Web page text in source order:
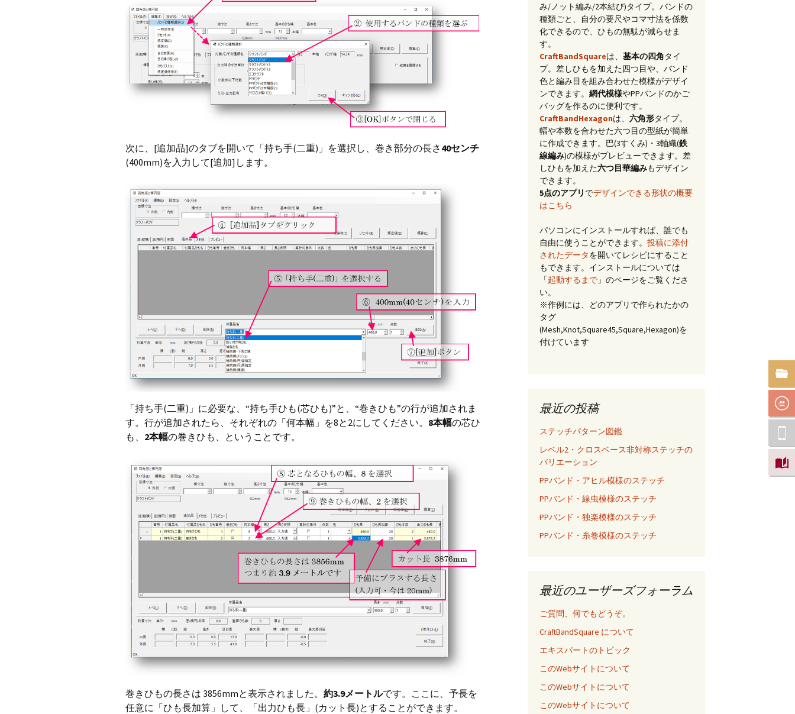
次に、[追加品]のタブを開いて「持ち手(二重)」を選択し、巻き部分の長さ 40センチ
(400mm)を入力して[追加]します。
「持ち手(二重)」に必要な、“持ち手ひも(芯ひも)”と、“巻きひも”の行が追加されま
す。行が追加されたら、それぞれの「何本幅」を8と2にしてください。 8本幅の芯ひ
も、 2本幅の巻きひも、ということです。
巻きひもの長さは 3856mmと表示されました。 約3.9メートルです。ここに、予長を
任意に「ひも長加算」して、「出力ひも長」(カット長)とすることができます。
み/ノット編み/2本結び)タイプ。バンドの
種類ごと、自分の要尺やコマ寸法を係数
化できるので、ひもの無駄が減らせま
す。
CraftBandSquareは、 基本の四角タイ
プ。差しひもを加えた四つ目や、バンド
色と編み目を組み合わせた模様がデザイ
ンできます。 網代模様やPPバンドのかご
バッグを作るのに便利です。
CraftBandHexagonは、 六角形タイプ。
幅や本数を合わせた六つ目の型紙が簡単
に作成できます。巴(3すくみ)・3軸織(鉄
線編み)の模様がプレビューできます。差
しひもを加えた六つ目華編みもデザイン
できます。
5点のアプリ でデザインできる形状の概要
はこちら
パソコンにインストールすれば、誰でも
自由に使うことができます。 投稿に添付
されたデータを開いてレシピにすること
もできます。インストールについては
「起動するまで 」のページをご覧くださ
い。
※作例には、どのアプリで作られたかの
タグ
(Mesh,Knot,Square45,Square,Hexagon)を
付けています
最近の投稿
ステッチパターン図鑑
レベル2・クロスベース非対称ステッチの
バリエーション
PPバンド・アヒル模様のステッチ
PPバンド・線虫模様のステッチ
PPバンド・独楽模様のステッチ
PPバンド・糸巻模様のステッチ
最近のユーザーズフォーラム
ご質問、何でもどうぞ。
CraftBandSquare について
エキスパートのトピック
このWebサイトについて
このWebサイトについて
このWebサイトについて